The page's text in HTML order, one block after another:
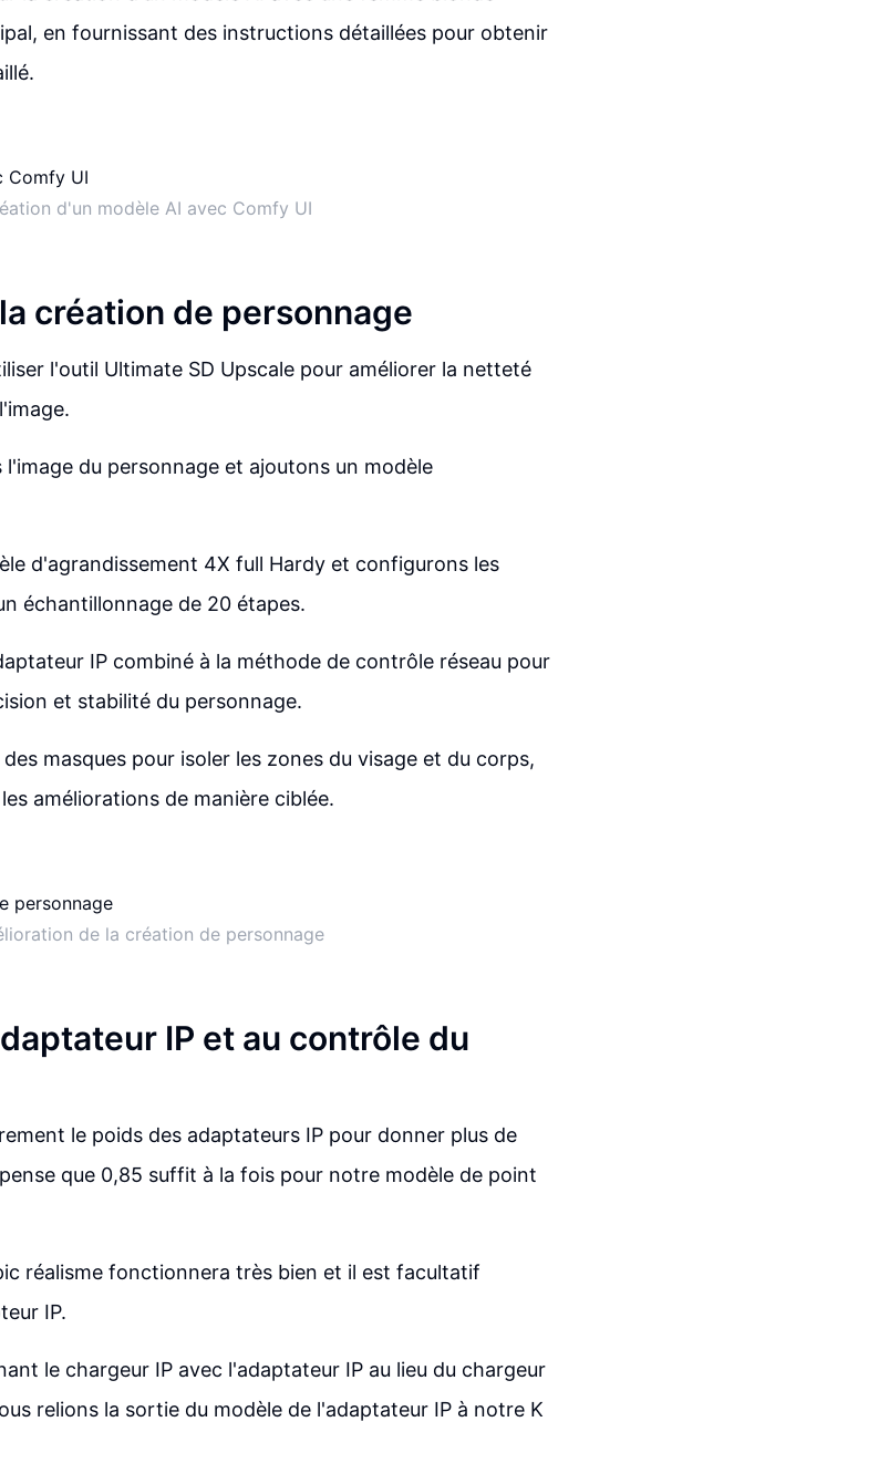
en fournissant des instructions détaillées pour obtenir
d'un modèle AI avec Comfy UI
création de personnage
l'outil Ultimate SD Upscale pour améliorer la netteté
du personnage et ajoutons un modèle
d'agrandissement 4X full Hardy et configurons les
échantillonnage de 20 étapes.
IP combiné à la méthode de contrôle réseau pour
et stabilité du personnage.
masques pour isoler les zones du visage et du corps,
améliorations de manière ciblée.
de la création de personnage
IP et au contrôle du
le poids des adaptateurs IP pour donner plus de
que 0,85 suffit à la fois pour notre modèle de point
réalisme fonctionnera très bien et il est facultatif
IP.
le chargeur IP avec l'adaptateur IP au lieu du chargeur
relions la sortie du modèle de l'adaptateur IP à notre K